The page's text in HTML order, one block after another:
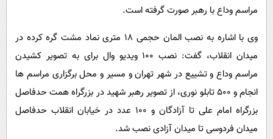
اجتماعی
حیات وحش
سیاست خارجی
مراسم وداع با رهبر صورت گرفته است.
وی با اشاره به نصب المان حجمی ۱۸ متری نماد مشت گره کرده در
میدان انقلاب، گفت: نصب ۱۰۰ ویدیو وال برای به تصویر کشیدن
مراسم وداع و تشییع در شهر تهران و مسیر و محل برگزاری مراسم ها
انجام و ۵۰۰ تابلو نوری، از تصویر رهبر شهید در بزرگراه همت حدفاصل
بزرگراه امام علی تا آزادگان و ۱۰۰ عدد در خیابان انقلاب حدفاصل
میدان فردوسی تا میدان آزادی نصب شد.